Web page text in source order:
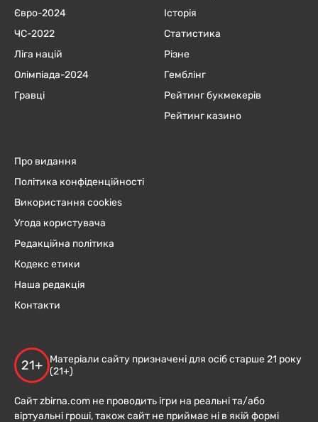
Євро-2024
ЧC-2022
Ліга націй
Олімпіада-2024
Гравці
Історія
Статистика
Різне
Гемблінг
Рейтинг букмекерів
Рейтинг казино
Про видання
Політика конфіденційності
Використання cookies
Угода користувача
Редакційна політика
Кодекс етики
Наша редакція
Контакти
21+
Матеріали сайту призначені для осіб старше 21 року
(21+)
Сайт zbirna.com не проводить ігри на реальні та/або
віртуальні гроші, також сайт не приймає ні в якій формі